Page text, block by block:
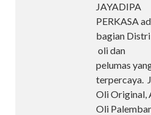
JAYADIPA
PERKASA
bagian
oli dan
pelumas
terpercaya.
Oli Original,
Oli